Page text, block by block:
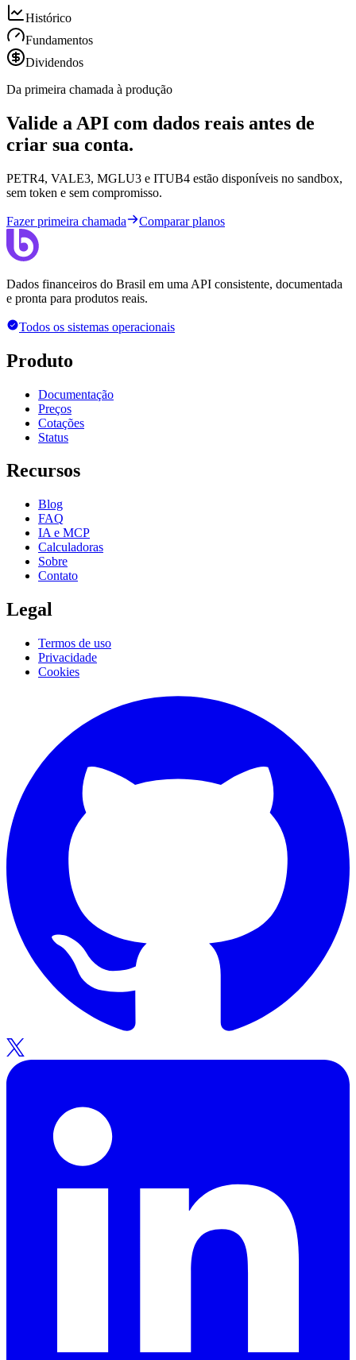
Histórico
Fundamentos
Dividendos
Da primeira chamada à produção
Valide a API com dados reais antes de
criar sua conta.
PETR4, VALE3, MGLU3 e ITUB4 estão disponíveis no sandbox,
sem token e sem compromisso.
Fazer primeira chamada Comparar planos
Dados financeiros do Brasil em uma API consistente, documentada
e pronta para produtos reais.
Todos os sistemas operacionais
Produto
Documentação
Preços
Cotações
Status
Recursos
Blog
FAQ
IA e MCP
Calculadoras
Sobre
Contato
Legal
Termos de uso
Privacidade
Cookies